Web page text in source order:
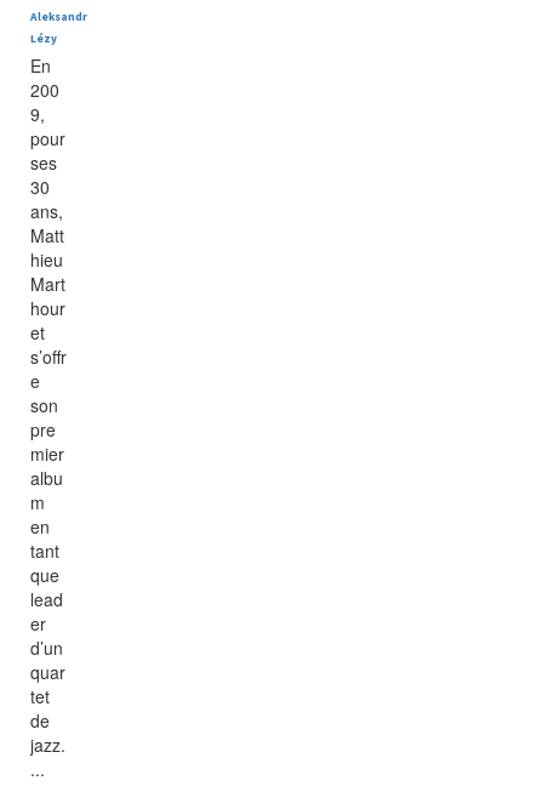
Aleksandr
Lézy
En
200
9,
pour
ses
30
ans,
Matt
hieu
Mart
hour
et
s’offr
e
son
pre
mier
albu
m
en
tant
que
lead
er
d’un
quar
tet
de
jazz.
...